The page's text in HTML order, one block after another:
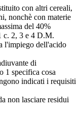
con altri cereali,
nonchè con materie
del 40%
c. 2, 3 e 4 D.M.
l'impiego dell'acido
di
1 specifica cosa
indicati i requisiti
non lasciare residui